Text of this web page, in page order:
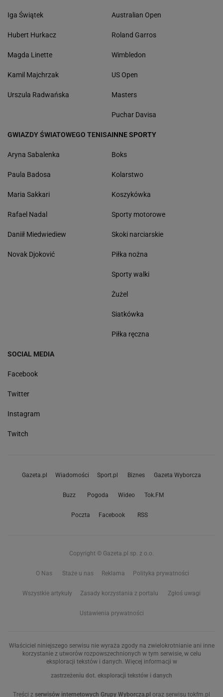
Iga Świątek
Hubert Hurkacz
Magda Linette
Kamil Majchrzak
Urszula Radwańska
Australian Open
Roland Garros
Wimbledon
US Open
Masters
Puchar Davisa
GWIAZDY ŚWIATOWEGO TENISA
Aryna Sabalenka
Paula Badosa
Maria Sakkari
Rafael Nadal
Daniił Miedwiediew
Novak Djoković
INNE SPORTY
Boks
Kolarstwo
Koszykówka
Sporty motorowe
Skoki narciarskie
Piłka nożna
Sporty walki
Żużel
Siatkówka
Piłka ręczna
SOCIAL MEDIA
Facebook
Twitter
Instagram
Twitch
Gazeta.pl Wiadomości Sport.pl Biznes Gazeta Wyborcza
Buzz Pogoda Wideo Tok.FM
Poczta Facebook RSS
Copyright © Gazeta.pl sp. z o.o.
O Nas Staże u nas Reklama Polityka prywatności
Wszystkie artykuły Zasady korzystania z portalu Zgłoś uwagi
Ustawienia prywatności
Właściciel niniejszego serwisu nie wyraża zgody na zwielokrotnianie ani inne
korzystanie z utworów rozpowszechnionych w tym serwisie, w celu
eksploracji tekstów i danych. Więcej informacji w
zastrzeżeniu dot. eksploracji tekstów i danych
Treści z serwisów internetowych Grupy Wyborcza.pl oraz serwisu tokfm.pl